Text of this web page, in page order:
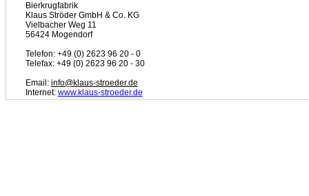
Bierkrugfabrik
Klaus Ströder GmbH & Co. KG
Vielbacher Weg 11
56424 Mogendorf
Telefon: +49 (0) 2623 96 20 - 0
Telefax: +49 (0) 2623 96 20 - 30
Email: info@klaus-stroeder.de
Internet: www.klaus-stroeder.de